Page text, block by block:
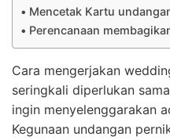
Mencetak Kartu
Perencanaan
Cara mengerjakan
seringkali diperlukan
ingin menyelenggarakan
Kegunaan undangan